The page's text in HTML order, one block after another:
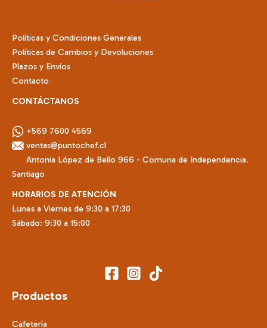
Políticas y Condiciones Generales
Políticas de Cambios y Devoluciones
Plazos y Envíos
Contacto
CONTÁCTANOS
+569 7600 4569
ventas@puntochef.cl
Antonia López de Bello 966 - Comuna de Independencia.
Santiago
HORARIOS DE ATENCIÓN
Lunes a Viernes de 9:30 a 17:30
Sábado: 9:30 a 15:00
Productos
Cafetería